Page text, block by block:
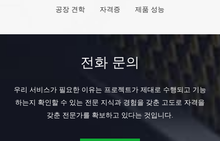
공장 견학 자격증 제품 성능
전화 문의
우리 서비스가 필요한 이유는 프로젝트가 제대로 수행되고 기능
하는지 확인할 수 있는 전문 지식과 경험을 갖춘 고도로 자격을
갖춘 전문가를 확보하고 있다는 것입니다.